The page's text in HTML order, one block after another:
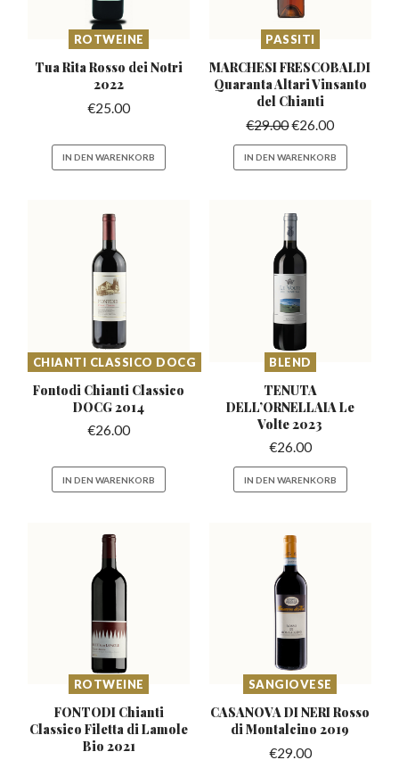
ROTWEINE
Tua Rita Rosso dei Notri
2022
€25.00
IN DEN WARENKORB
PASSITI
MARCHESI FRESCOBALDI
QuarantaAltari Vinsanto
del Chianti
€29.00€26.00
IN DEN WARENKORB
CHIANTI CLASSICO DOCG
Fontodi Chianti Classico
DOCG 2014
€26.00
IN DEN WARENKORB
BLEND
TENUTA
DELL’ORNELLAIA Le
Volte 2023
€26.00
IN DEN WARENKORB
ROTWEINE
FONTODI Chianti
Classico Filetta di Lamole
Bio 2021
SANGIOVESE
CASANOVA DI NERI Rosso
di Montalcino 2019
€29.00